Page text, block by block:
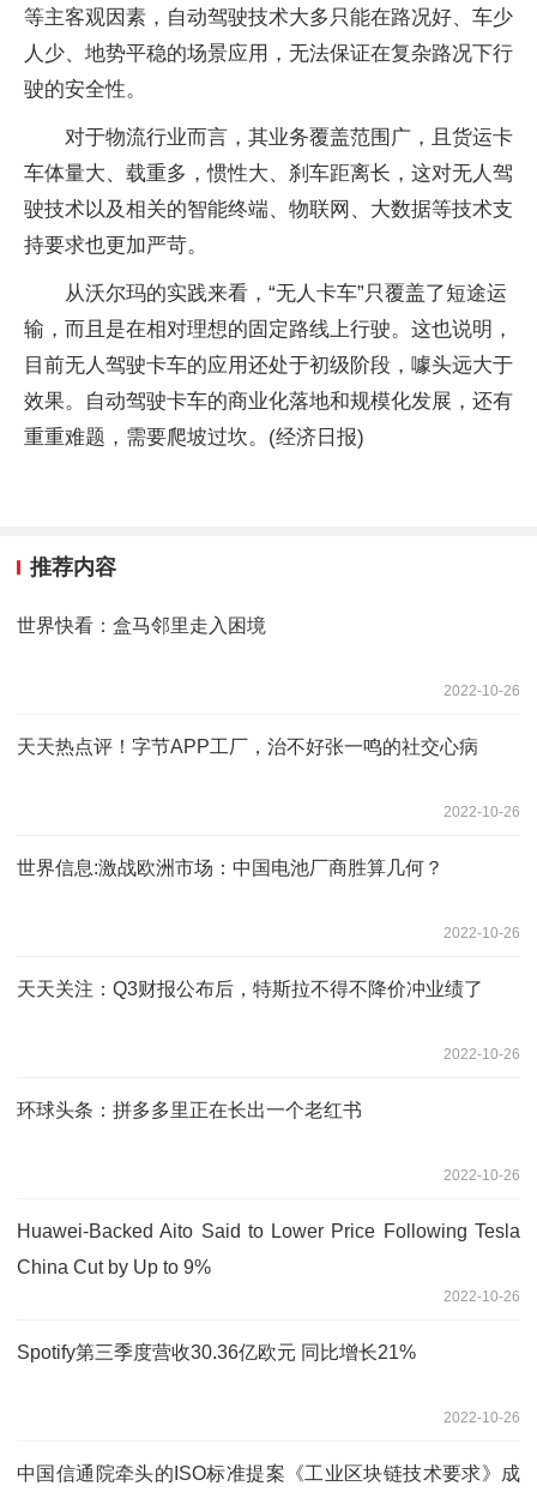
等主客观因素，自动驾驶技术大多只能在路况好、车少
人少、地势平稳的场景应用，无法保证在复杂路况下行
驶的安全性。
对于物流行业而言，其业务覆盖范围广，且货运卡
车体量大、载重多，惯性大、刹车距离长，这对无人驾
驶技术以及相关的智能终端、物联网、大数据等技术支
持要求也更加严苛。
从沃尔玛的实践来看，“无人卡车”只覆盖了短途运
输，而且是在相对理想的固定路线上行驶。这也说明，
目前无人驾驶卡车的应用还处于初级阶段，噱头远大于
效果。自动驾驶卡车的商业化落地和规模化发展，还有
重重难题，需要爬坡过坎。(经济日报)
推荐内容
世界快看：盒马邻里走入困境
2022-10-26
天天热点评！字节APP工厂，治不好张一鸣的社交心病
2022-10-26
世界信息:激战欧洲市场：中国电池厂商胜算几何？
2022-10-26
天天关注：Q3财报公布后，特斯拉不得不降价冲业绩了
2022-10-26
环球头条：拼多多里正在长出一个老红书
2022-10-26
Huawei-Backed Aito Said to Lower Price Following Tesla
China Cut by Up to 9%
2022-10-26
Spotify第三季度营收30.36亿欧元 同比增长21%
2022-10-26
中国信通院牵头的ISO标准提案《工业区块链技术要求》成